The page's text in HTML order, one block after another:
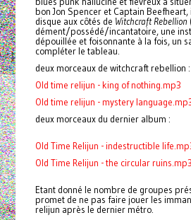
bon Jon Spencer et Captain
disque aux côtés de Witchcraft Rebellion
dément/possédé/incantatoire, une
dépouillée et foisonnante à la fois, un
compléter le tableau.
deux morceaux de witchcraft rebellion :
Old time relijun - king of nothing.mp3
Old time relijun - mystery
deux morceaux du dernier album :
Old Time Relijun - indestructible
Old Time Relijun - the circular ruins.mp3
Etant donné le nombre de groupes
promet de ne pas faire jouer les
relijun après le dernier métro.